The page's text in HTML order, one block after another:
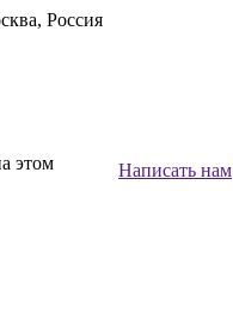
Россия
этом
Написать нам